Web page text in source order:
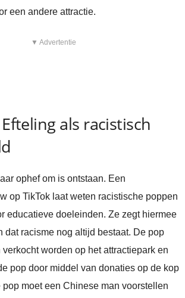
een andere attractie.
▼ Advertentie
als racistisch
ophef om is ontstaan. Een
op TikTok laat weten racistische poppen
educatieve doeleinden. Ze zegt hiermee
dat racisme nog altijd bestaat. De pop
worden op het attractiepark en
pop door middel van donaties op de kop
pop moet een Chinese man voorstellen